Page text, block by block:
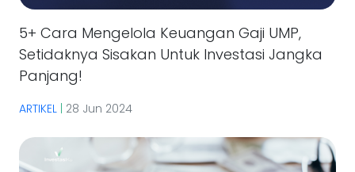
5+ Cara Mengelola Keuangan Gaji UMP,
Setidaknya Sisakan Untuk Investasi Jangka
Panjang!
ARTIKEL | 28 Jun 2024